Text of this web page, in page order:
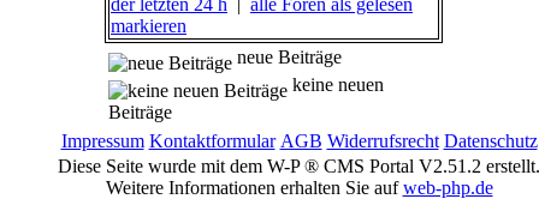
der letzten 24 h | alle Foren als gelesen
markieren
neue Beiträge
keine neuen
Beiträge
Impressum Kontaktformular AGB Widerrufsrecht Datenschutz
Diese Seite wurde mit dem W-P ® CMS Portal V2.51.2 erstellt.
Weitere Informationen erhalten Sie aufweb-php.de